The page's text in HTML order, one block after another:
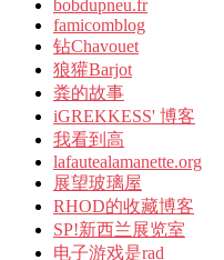
bobdupneu.fr
famicomblog
钻Chavouet
狼獾Barjot
粪的故事
iGREKKESS' 博客
我看到高
lafautealamanette.org
展望玻璃屋
RHOD的收藏博客
SP!新西兰展览室
电子游戏是rad